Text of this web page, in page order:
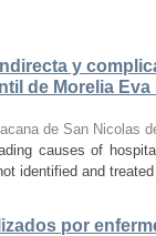
y
de Morelia
de San Nicolas
causes of
identified and
por